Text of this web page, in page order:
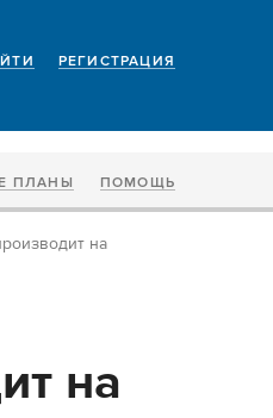
РЕГИСТРАЦИЯ
ПЛАНЫ ПОМОЩЬ
на
на